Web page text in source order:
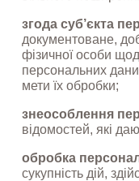
згода суб’єкта
документоване,
фізичної особи
персональних
мети їх обробки;
знеособлення
відомостей, які
обробка
сукупність дій,